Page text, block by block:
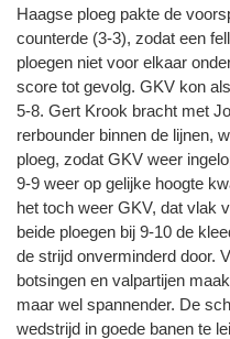
Haagse ploeg pakte de
counterde (3-3), zodat een
ploegen niet voor elkaar
score tot gevolg. GKV kon
5-8. Gert Krook bracht met
rerbounder binnen de lijnen,
ploeg, zodat GKV weer
9-9 weer op gelijke hoogte
het toch weer GKV, dat vlak
beide ploegen bij 9-10 de
de strijd onverminderd door.
botsingen en valpartijen
maar wel spannender. De
wedstrijd in goede banen te